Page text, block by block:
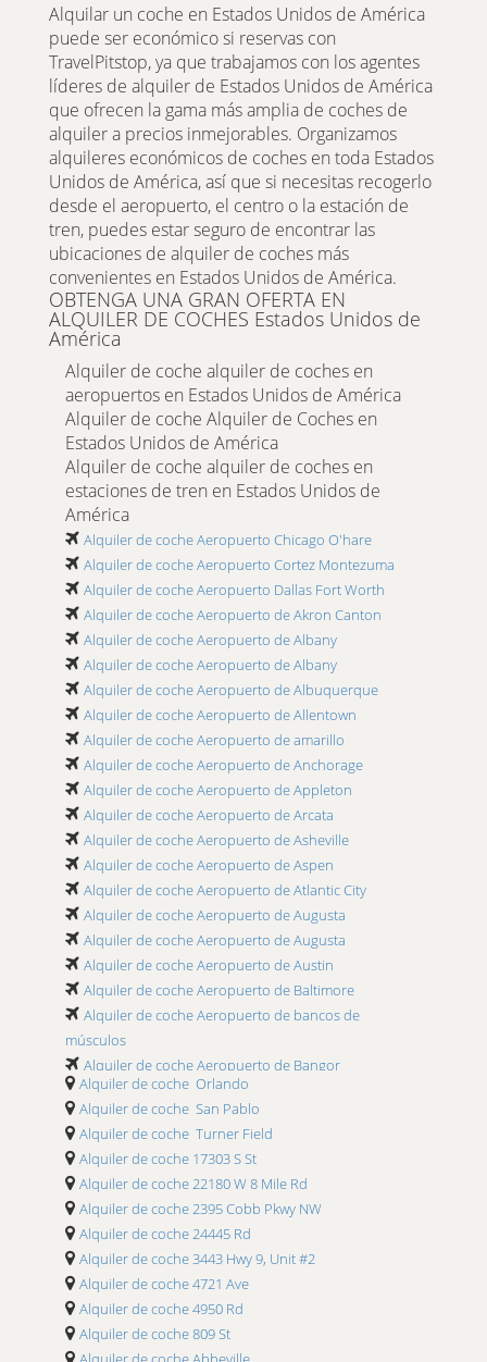
Alquilar un coche en Estados Unidos de América
puede ser económico si reservas con
TravelPitstop, ya que trabajamos con los agentes
líderes de alquiler de Estados Unidos de América
que ofrecen la gama más amplia de coches de
alquiler a precios inmejorables. Organizamos
alquileres económicos de coches en toda Estados
Unidos de América, así que si necesitas recogerlo
desde el aeropuerto, el centro o la estación de
tren, puedes estar seguro de encontrar las
ubicaciones de alquiler de coches más
convenientes en Estados Unidos de América.
OBTENGA UNA GRAN OFERTA EN
ALQUILER DE COCHES Estados Unidos de
América
Alquiler de coche alquiler de coches en
aeropuertos en Estados Unidos de América
Alquiler de coche Alquiler de Coches en
Estados Unidos de América
Alquiler de coche alquiler de coches en
estaciones de tren en Estados Unidos de
América
Alquiler de coche Aeropuerto Chicago O'hare
Alquiler de coche Aeropuerto Cortez Montezuma
Alquiler de coche Aeropuerto Dallas Fort Worth
Alquiler de coche Aeropuerto de Akron Canton
Alquiler de coche Aeropuerto de Albany
Alquiler de coche Aeropuerto de Albany
Alquiler de coche Aeropuerto de Albuquerque
Alquiler de coche Aeropuerto de Allentown
Alquiler de coche Aeropuerto de amarillo
Alquiler de coche Aeropuerto de Anchorage
Alquiler de coche Aeropuerto de Appleton
Alquiler de coche Aeropuerto de Arcata
Alquiler de coche Aeropuerto de Asheville
Alquiler de coche Aeropuerto de Aspen
Alquiler de coche Aeropuerto de Atlantic City
Alquiler de coche Aeropuerto de Augusta
Alquiler de coche Aeropuerto de Augusta
Alquiler de coche Aeropuerto de Austin
Alquiler de coche Aeropuerto de Baltimore
Alquiler de coche Aeropuerto de bancos de
músculos
Alquiler de coche Aeropuerto de Bangor
Alquiler de coche Aeropuerto de Bangor
Alquiler de coche Aeropuerto de Baton Rouge
Alquiler de coche Aeropuerto de Beaumont
Alquiler de coche Aeropuerto de Bentonville
Alquiler de coche Aeropuerto de Bert Mooney
Alquiler de coche Aeropuerto de Bessemer
Alquiler de coche Aeropuerto de Billings
Alquiler de coche Aeropuerto de Birmingham
Alquiler de coche Aeropuerto de Bloomington
Alquiler de coche Aeropuerto de Blountville
Alquiler de coche Aeropuerto de Blue Grass
Alquiler de coche Orlando
Alquiler de coche San Pablo
Alquiler de coche Turner Field
Alquiler de coche 17303 S St
Alquiler de coche 22180 W 8 Mile Rd
Alquiler de coche 2395 Cobb Pkwy NW
Alquiler de coche 24445 Rd
Alquiler de coche 3443 Hwy 9, Unit #2
Alquiler de coche 4721 Ave
Alquiler de coche 4950 Rd
Alquiler de coche 809 St